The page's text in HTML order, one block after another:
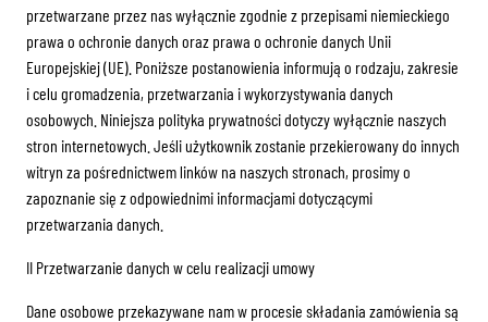
przetwarzane przez nas wyłącznie zgodnie z przepisami niemieckiego
prawa o ochronie danych oraz prawa o ochronie danych Unii
Europejskiej (UE). Poniższe postanowienia informują o rodzaju, zakresie
i celu gromadzenia, przetwarzania i wykorzystywania danych
osobowych. Niniejsza polityka prywatności dotyczy wyłącznie naszych
stron internetowych. Jeśli użytkownik zostanie przekierowany do innych
witryn za pośrednictwem linków na naszych stronach, prosimy o
zapoznanie się z odpowiednimi informacjami dotyczącymi
przetwarzania danych.
II Przetwarzanie danych w celu realizacji umowy
Dane osobowe przekazywane nam w procesie składania zamówienia są